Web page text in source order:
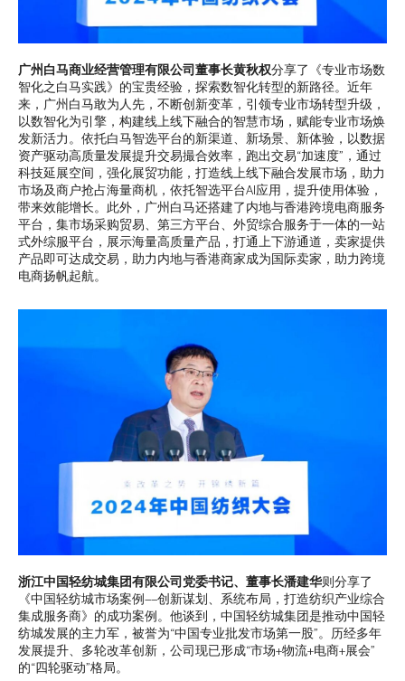
广州白马商业经营管理有限公司董事长黄秋权分享了《专业市场数
智化之白马实践》的宝贵经验，探索数智化转型的新路径。近年
来，广州白马敢为人先，不断创新变革，引领专业市场转型升级，
以数智化为引擎，构建线上线下融合的智慧市场，赋能专业市场焕
发新活力。依托白马智选平台的新渠道、新场景、新体验，以数据
资产驱动高质量发展提升交易撮合效率，跑出交易“加速度”，通过
科技延展空间，强化展贸功能，打造线上线下融合发展市场，助力
市场及商户抢占海量商机，依托智选平台AI应用，提升使用体验，
带来效能增长。此外，广州白马还搭建了内地与香港跨境电商服务
平台，集市场采购贸易、第三方平台、外贸综合服务于一体的一站
式外综服平台，展示海量高质量产品，打通上下游通道，卖家提供
产品即可达成交易，助力内地与香港商家成为国际卖家，助力跨境
电商扬帆起航。
浙江中国轻纺城集团有限公司党委书记、董事长潘建华则分享了
《中国轻纺城市场案例——创新谋划、系统布局，打造纺织产业综合
集成服务商》的成功案例。他谈到，中国轻纺城集团是推动中国轻
纺城发展的主力军，被誉为“中国专业批发市场第一股”。历经多年
发展提升、多轮改革创新，公司现已形成“市场+物流+电商+展会”
的“四轮驱动”格局。